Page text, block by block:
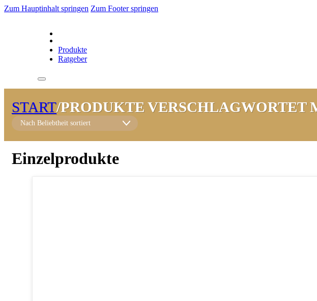
Zum Hauptinhalt springen Zum Footer springen
Produkte
Ratgeber
START/PRODUKTE VERSCHLAGWORTET
Einzelprodukte